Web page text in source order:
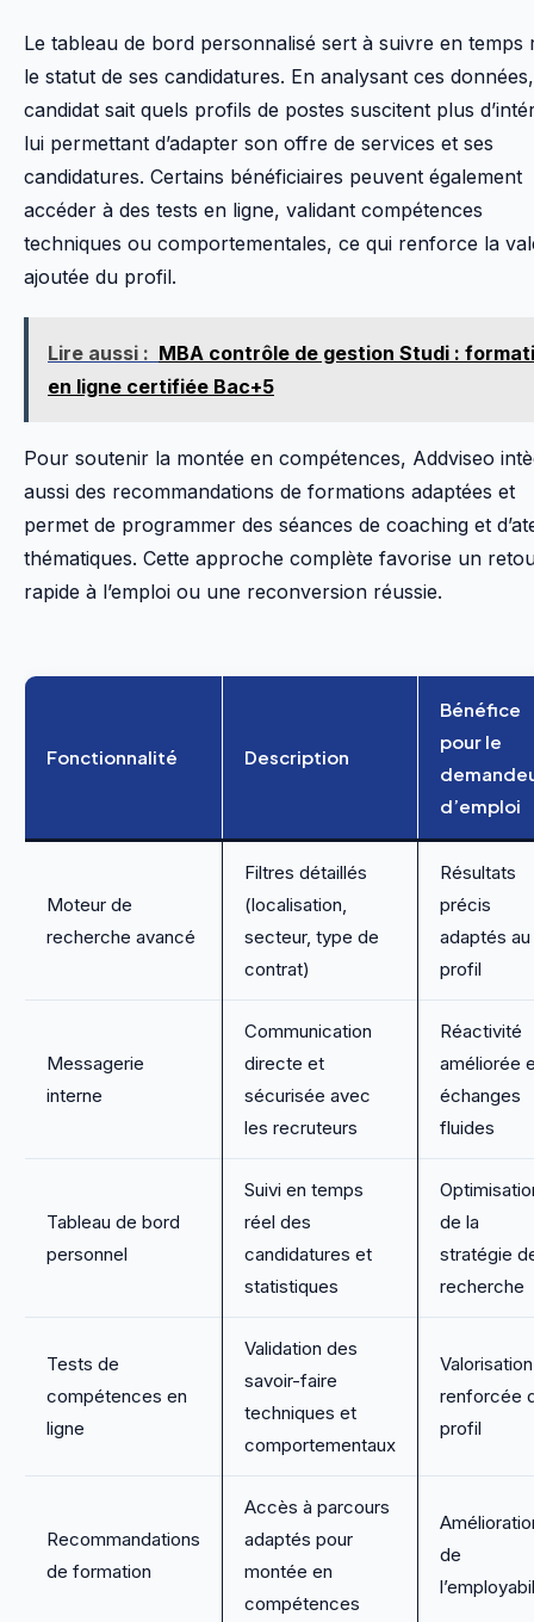
Le tableau de bord personnalisé sert à suivre en temps
le statut de ses candidatures. En analysant ces
candidat sait quels profils de postes suscitent plus
lui permettant d’adapter son offre de services et ses
candidatures. Certains bénéficiaires peuvent également
accéder à des tests en ligne, validant compétences
techniques ou comportementales, ce qui renforce la
ajoutée du profil.
Lire aussi : MBA contrôle de gestion Studi :
en ligne certifiée Bac+5
Pour soutenir la montée en compétences, Addviseo
aussi des recommandations de formations adaptées et
permet de programmer des séances de coaching et
thématiques. Cette approche complète favorise un
rapide à l’emploi ou une reconversion réussie.
Fonctionnalité Description
Bénéfice
pour le
d’emploi
Moteur de
recherche avancé
Filtres détaillés
(localisation,
secteur, type de
contrat)
Résultats
précis
adaptés au
profil
Messagerie
interne
Communication
directe et
sécurisée avec
les recruteurs
Réactivité
améliorée
échanges
fluides
Tableau de bord
personnel
Suivi en temps
réel des
candidatures et
statistiques
de la
stratégie
recherche
Tests de
compétences en
ligne
Validation des
savoir-faire
techniques et
comportementaux
Valorisation
renforcée
profil
Recommandations
de formation
Accès à parcours
adaptés pour
montée en
compétences
de